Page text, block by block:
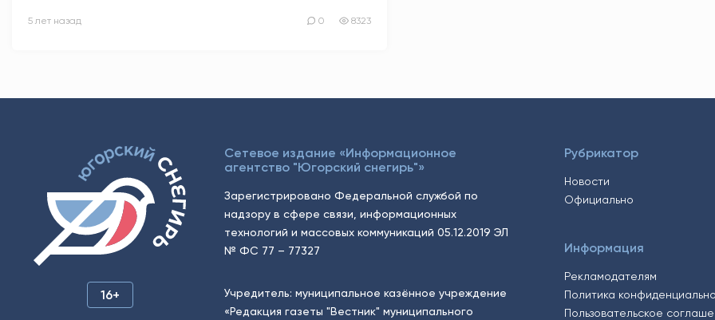
5 лет назад 0 8323
16+
Сетевое издание «Информационное
агентство "Югорский снегирь"»
Зарегистрировано Федеральной службой по
надзору в сфере связи, информационных
технологий и массовых коммуникаций 05.12.2019 ЭЛ
№ ФС 77 – 77327
Учредитель: муниципальное казённое учреждение
«Редакция газеты "Вестник" муниципального
Рубрикатор
Новости
Официально
Информация
Рекламодателям
Политика
Пользовательское